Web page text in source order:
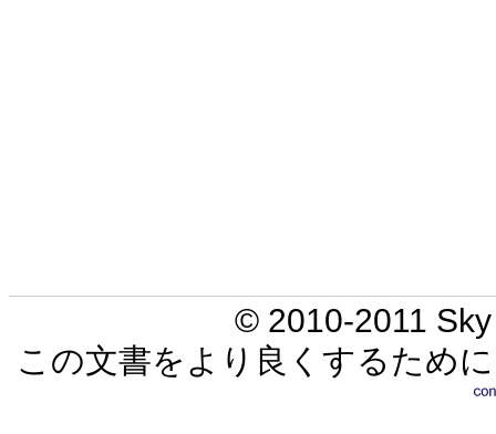
© 2010-2011
この文書をより良くするため